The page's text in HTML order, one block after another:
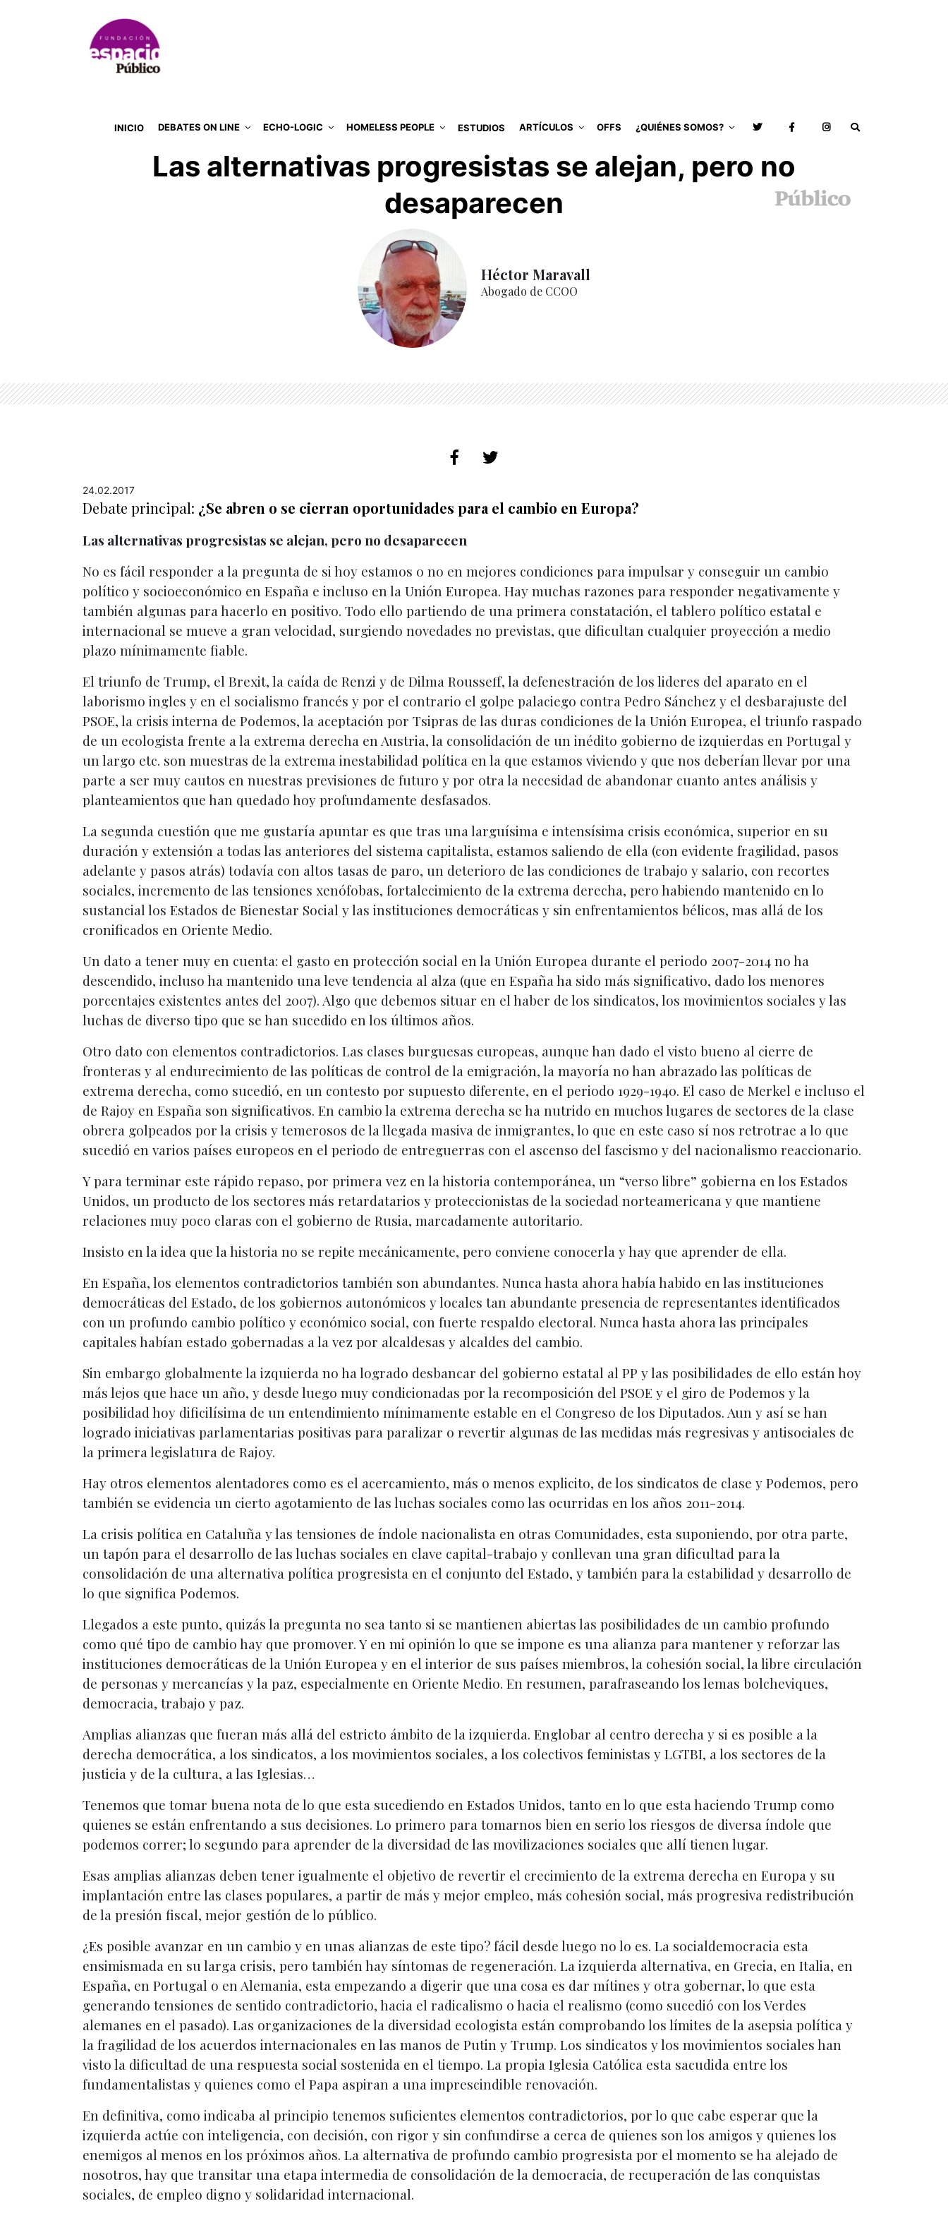
INICIO DEBATES ON LINE ECHO-LOGIC HOMELESS PEOPLE ESTUDIOS ARTÍCULOS OFFS ¿QUIÉNES SOMOS?
Las alternativas progresistas se alejan, pero no
desaparecen
Héctor Maravall
Abogado de CCOO
24.02.2017
Debate principal: ¿Se abren o se cierran oportunidades para el cambio en Europa?
Las alternativas progresistas se alejan, pero no desaparecen
No es fácil responder a la pregunta de si hoy estamos o no en mejores condiciones para impulsar y conseguir un cambio
político y socioeconómico en España e incluso en la Unión Europea. Hay muchas razones para responder negativamente y
también algunas para hacerlo en positivo. Todo ello partiendo de una primera constatación, el tablero político estatal e
internacional se mueve a gran velocidad, surgiendo novedades no previstas, que dificultan cualquier proyección a medio
plazo mínimamente fiable.
El triunfo de Trump, el Brexit, la caída de Renzi y de Dilma Rousseff, la defenestración de los lideres del aparato en el
laborismo ingles y en el socialismo francés y por el contrario el golpe palaciego contra Pedro Sánchez y el desbarajuste del
PSOE, la crisis interna de Podemos, la aceptación por Tsipras de las duras condiciones de la Unión Europea, el triunfo raspado
de un ecologista frente a la extrema derecha en Austria, la consolidación de un inédito gobierno de izquierdas en Portugal y
un largo etc. son muestras de la extrema inestabilidad política en la que estamos viviendo y que nos deberían llevar por una
parte a ser muy cautos en nuestras previsiones de futuro y por otra la necesidad de abandonar cuanto antes análisis y
planteamientos que han quedado hoy profundamente desfasados.
La segunda cuestión que me gustaría apuntar es que tras una larguísima e intensísima crisis económica, superior en su
duración y extensión a todas las anteriores del sistema capitalista, estamos saliendo de ella (con evidente fragilidad, pasos
adelante y pasos atrás) todavía con altos tasas de paro, un deterioro de las condiciones de trabajo y salario, con recortes
sociales, incremento de las tensiones xenófobas, fortalecimiento de la extrema derecha, pero habiendo mantenido en lo
sustancial los Estados de Bienestar Social y las instituciones democráticas y sin enfrentamientos bélicos, mas allá de los
cronificados en Oriente Medio.
Un dato a tener muy en cuenta: el gasto en protección social en la Unión Europea durante el periodo 2007-2014 no ha
descendido, incluso ha mantenido una leve tendencia al alza (que en España ha sido más significativo, dado los menores
porcentajes existentes antes del 2007). Algo que debemos situar en el haber de los sindicatos, los movimientos sociales y las
luchas de diverso tipo que se han sucedido en los últimos años.
Otro dato con elementos contradictorios. Las clases burguesas europeas, aunque han dado el visto bueno al cierre de
fronteras y al endurecimiento de las políticas de control de la emigración, la mayoría no han abrazado las políticas de
extrema derecha, como sucedió, en un contesto por supuesto diferente, en el periodo 1929-1940. El caso de Merkel e incluso el
de Rajoy en España son significativos. En cambio la extrema derecha se ha nutrido en muchos lugares de sectores de la clase
obrera golpeados por la crisis y temerosos de la llegada masiva de inmigrantes, lo que en este caso sí nos retrotrae a lo que
sucedió en varios países europeos en el periodo de entreguerras con el ascenso del fascismo y del nacionalismo reaccionario.
Y para terminar este rápido repaso, por primera vez en la historia contemporánea, un “verso libre” gobierna en los Estados
Unidos, un producto de los sectores más retardatarios y proteccionistas de la sociedad norteamericana y que mantiene
relaciones muy poco claras con el gobierno de Rusia, marcadamente autoritario.
Insisto en la idea que la historia no se repite mecánicamente, pero conviene conocerla y hay que aprender de ella.
En España, los elementos contradictorios también son abundantes. Nunca hasta ahora había habido en las instituciones
democráticas del Estado, de los gobiernos autonómicos y locales tan abundante presencia de representantes identificados
con un profundo cambio político y económico social, con fuerte respaldo electoral. Nunca hasta ahora las principales
capitales habían estado gobernadas a la vez por alcaldesas y alcaldes del cambio.
Sin embargo globalmente la izquierda no ha logrado desbancar del gobierno estatal al PP y las posibilidades de ello están hoy
más lejos que hace un año, y desde luego muy condicionadas por la recomposición del PSOE y el giro de Podemos y la
posibilidad hoy dificilísima de un entendimiento mínimamente estable en el Congreso de los Diputados. Aun y así se han
logrado iniciativas parlamentarias positivas para paralizar o revertir algunas de las medidas más regresivas y antisociales de
la primera legislatura de Rajoy.
Hay otros elementos alentadores como es el acercamiento, más o menos explicito, de los sindicatos de clase y Podemos, pero
también se evidencia un cierto agotamiento de las luchas sociales como las ocurridas en los años 2011-2014.
La crisis política en Cataluña y las tensiones de índole nacionalista en otras Comunidades, esta suponiendo, por otra parte,
un tapón para el desarrollo de las luchas sociales en clave capital-trabajo y conllevan una gran dificultad para la
consolidación de una alternativa política progresista en el conjunto del Estado, y también para la estabilidad y desarrollo de
lo que significa Podemos.
Llegados a este punto, quizás la pregunta no sea tanto si se mantienen abiertas las posibilidades de un cambio profundo
como qué tipo de cambio hay que promover. Y en mi opinión lo que se impone es una alianza para mantener y reforzar las
instituciones democráticas de la Unión Europea y en el interior de sus países miembros, la cohesión social, la libre circulación
de personas y mercancías y la paz, especialmente en Oriente Medio. En resumen, parafraseando los lemas bolcheviques,
democracia, trabajo y paz.
Amplias alianzas que fueran más allá del estricto ámbito de la izquierda. Englobar al centro derecha y si es posible a la
derecha democrática, a los sindicatos, a los movimientos sociales, a los colectivos feministas y LGTBI, a los sectores de la
justicia y de la cultura, a las Iglesias…
Tenemos que tomar buena nota de lo que esta sucediendo en Estados Unidos, tanto en lo que esta haciendo Trump como
quienes se están enfrentando a sus decisiones. Lo primero para tomarnos bien en serio los riesgos de diversa índole que
podemos correr; lo segundo para aprender de la diversidad de las movilizaciones sociales que allí tienen lugar.
Esas amplias alianzas deben tener igualmente el objetivo de revertir el crecimiento de la extrema derecha en Europa y su
implantación entre las clases populares, a partir de más y mejor empleo, más cohesión social, más progresiva redistribución
de la presión fiscal, mejor gestión de lo público.
¿Es posible avanzar en un cambio y en unas alianzas de este tipo? fácil desde luego no lo es. La socialdemocracia esta
ensimismada en su larga crisis, pero también hay síntomas de regeneración. La izquierda alternativa, en Grecia, en Italia, en
España, en Portugal o en Alemania, esta empezando a digerir que una cosa es dar mítines y otra gobernar, lo que esta
generando tensiones de sentido contradictorio, hacia el radicalismo o hacia el realismo (como sucedió con los Verdes
alemanes en el pasado). Las organizaciones de la diversidad ecologista están comprobando los límites de la asepsia política y
la fragilidad de los acuerdos internacionales en las manos de Putin y Trump. Los sindicatos y los movimientos sociales han
visto la dificultad de una respuesta social sostenida en el tiempo. La propia Iglesia Católica esta sacudida entre los
fundamentalistas y quienes como el Papa aspiran a una imprescindible renovación.
En definitiva, como indicaba al principio tenemos suficientes elementos contradictorios, por lo que cabe esperar que la
izquierda actúe con inteligencia, con decisión, con rigor y sin confundirse a cerca de quienes son los amigos y quienes los
enemigos al menos en los próximos años. La alternativa de profundo cambio progresista por el momento se ha alejado de
nosotros, hay que transitar una etapa intermedia de consolidación de la democracia, de recuperación de las conquistas
sociales, de empleo digno y solidaridad internacional.